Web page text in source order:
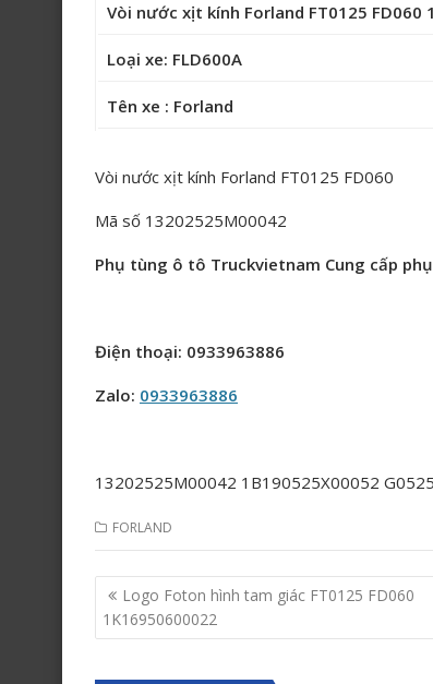
Vòi nước xịt kính Forland FT0125 FD060
Loại xe: FLD600A
Tên xe : Forland
Vòi nước xịt kính Forland FT0125 FD060
Mã số 13202525M00042
Phụ tùng ô tô Truckvietnam Cung cấp
Điện thoại: 0933963886
Zalo: 0933963886
13202525M00042 1B190525X00052
FORLAND
Post
navigation
Logo Foton hình tam giác FT0125 FD060
1K16950600022